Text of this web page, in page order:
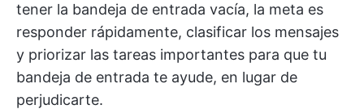
tener la bandeja de entrada vacía, la meta es
responder rápidamente, clasificar los mensajes
y priorizar las tareas importantes para que tu
bandeja de entrada te ayude, en lugar de
perjudicarte.